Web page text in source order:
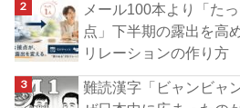
メール100本より「た
点」下半期の露出を高
リレーションの作り方
難読漢字「ビャンビャ